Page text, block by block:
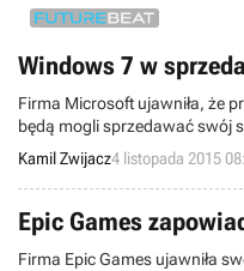
Windows 7 w
Firma Microsoft ujawniła, że
będą mogli sprzedawać swój
operacyjnym Windows 7
Kamil Zwijacz4 listopada 2015
Epic Games
Firma Epic Games ujawniła